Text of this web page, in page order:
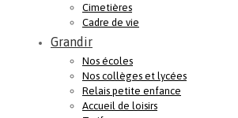
Cimetières
Cadre de vie
Grandir
Nos écoles
Nos collèges et lycées
Relais petite enfance
Accueil de loisirs